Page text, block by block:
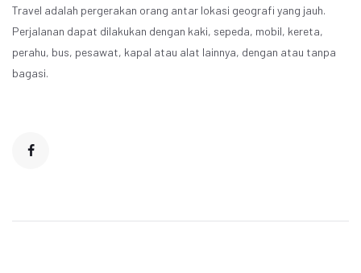
Travel adalah pergerakan orang antar lokasi geografi yang jauh.
Perjalanan dapat dilakukan dengan kaki, sepeda, mobil, kereta,
perahu, bus, pesawat, kapal atau alat lainnya, dengan atau tanpa
bagasi.